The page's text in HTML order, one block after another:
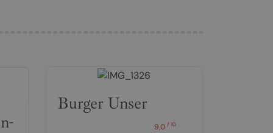
Burger Unser
9,0/ 10